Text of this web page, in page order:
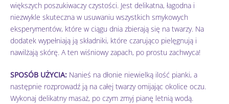
większych poszukiwaczy czystości. Jest delikatna, łagodna i
niezwykle skuteczna w usuwaniu wszystkich smykowych
eksperymentów, które w ciągu dnia zbierają się na twarzy. Na
dodatek wypełniają ją składniki, które czarująco pielęgnują i
nawilżają skórę. A ten wiśniowy zapach, po prostu zachwyca!
SPOSÓB UŻYCIA: Nanieś na dłonie niewielką ilość pianki, a
następnie rozprowadź ją na całej twarzy omijając okolice oczu.
Wykonaj delikatny masaż, po czym zmyj pianę letnią wodą.